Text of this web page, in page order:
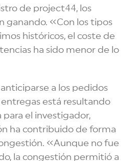
de project44, los
ganando. «Con los tipos
históricos, el coste de
ha sido menor de lo
a los pedidos
entregas está resultando
para el investigador,
ha contribuido de forma
«Aunque no fue
la congestión permitió a